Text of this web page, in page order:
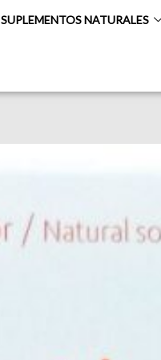
SUPLEMENTOS NATURALES